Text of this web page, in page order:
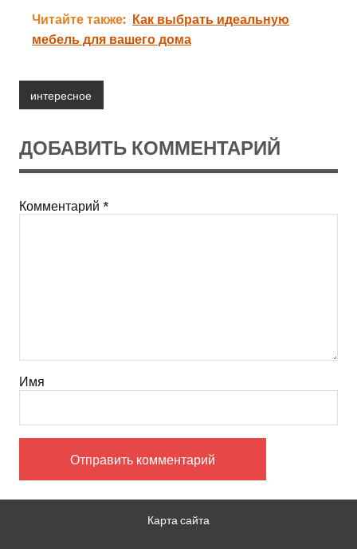
Читайте также: Как выбрать идеальную
мебель для вашего дома
интересное
ДОБАВИТЬ КОММЕНТАРИЙ
Комментарий *
Имя
Карта сайта